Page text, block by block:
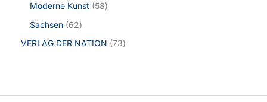
Moderne Kunst
58
Sachsen 62
VERLAG DER NATION 73